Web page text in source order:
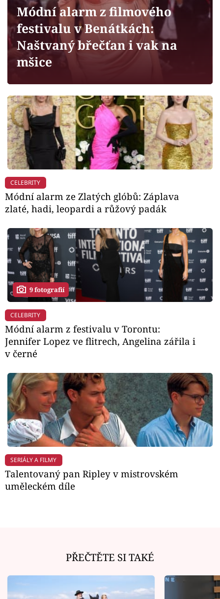
Sledujte prima+
Filmový festival Karlovy Vary
Mámy sobě
Přihlášení
Sledujte nás
Módní alarm z filmového
festivalu v Benátkách:
Naštvaný břečťan i vak na
mšice
CELEBRITY
Módní alarm ze Zlatých glóbů: Záplava
zlaté, hadi, leopardi a růžový padák
9 fotografií
CELEBRITY
Módní alarm z festivalu v Torontu:
Jennifer Lopez ve flitrech, Angelina zářila i
v černé
SERIÁLY A FILMY
Talentovaný pan Ripley v mistrovském
uměleckém díle
PŘEČTĚTE SI TAKÉ